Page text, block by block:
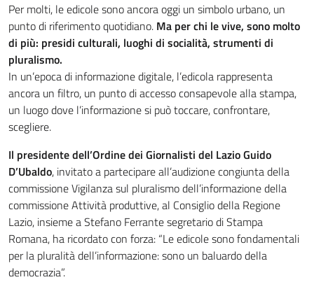
Per molti, le edicole sono ancora oggi un simbolo urbano, un
punto di riferimento quotidiano. Ma per chi le vive, sono molto
di più: presidi culturali, luoghi di socialità, strumenti di
pluralismo.
In un’epoca di informazione digitale, l’edicola rappresenta
ancora un filtro, un punto di accesso consapevole alla stampa,
un luogo dove l’informazione si può toccare, confrontare,
scegliere.
Il presidente dell’Ordine dei Giornalisti del Lazio Guido
D’Ubaldo, invitato a partecipare all’audizione congiunta della
commissione Vigilanza sul pluralismo dell’informazione della
commissione Attività produttive, al Consiglio della Regione
Lazio, insieme a Stefano Ferrante segretario di Stampa
Romana, ha ricordato con forza: “Le edicole sono fondamentali
per la pluralità dell’informazione: sono un baluardo della
democrazia”.